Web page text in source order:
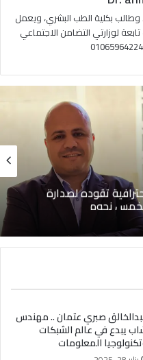
بكلية الطب البشري، ويعمل
لوزارتي التضامن الاجتماعي
تقوده لصدارة
نجوم
صبري عتمان .. مهندس
يبدع في عالم الشبكات
المعلومات